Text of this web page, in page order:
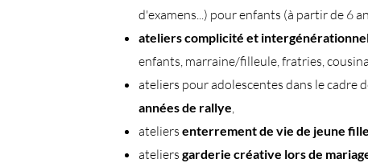
d'examens...) pour enfants (à partir de 6
ateliers complicité et
enfants, marraine/filleule, fratries,
ateliers pour adolescentes dans le cadre
années de rallye,
ateliersenterrement de vie de jeune fille
ateliersgarderie créative lors de